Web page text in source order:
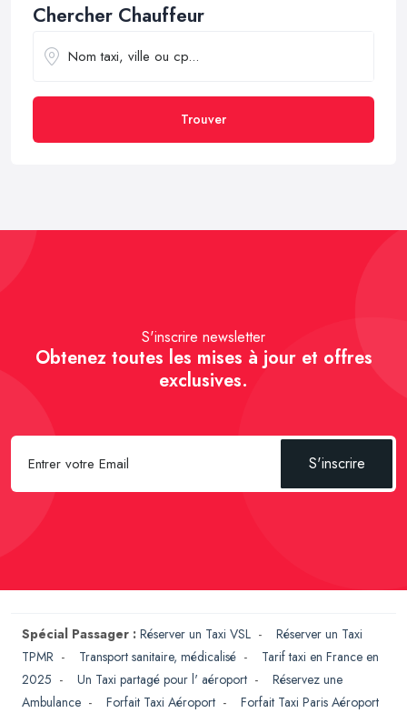
Chercher Chauffeur
Trouver
S'inscrire newsletter
Obtenez toutes les mises à jour et offres
exclusives.
S'inscrire
Spécial Passager : Réserver un Taxi VSL - Réserver un Taxi
TPMR - Transport sanitaire, médicalisé - Tarif taxi en France en
2025 - Un Taxi partagé pour l' aéroport - Réservez une
Ambulance - Forfait Taxi Aéroport - Forfait Taxi Paris Aéroport